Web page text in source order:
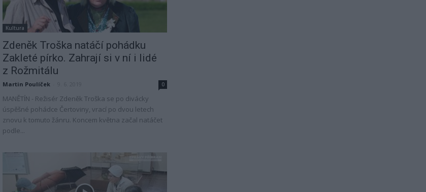
Kultura
Zdeněk Troška natáčí pohádku
Zakleté pírko. Zahrají si v ní i lidé
z Rožmitálu
Martin Poulíček 0
MANĚTÍN - Režisér Zdeněk Troška se po divácky
úspěšné pohádce Čertoviny, vrací po dvou letech
znovu k tomuto žánru. Koncem května začal natáčet
podle...